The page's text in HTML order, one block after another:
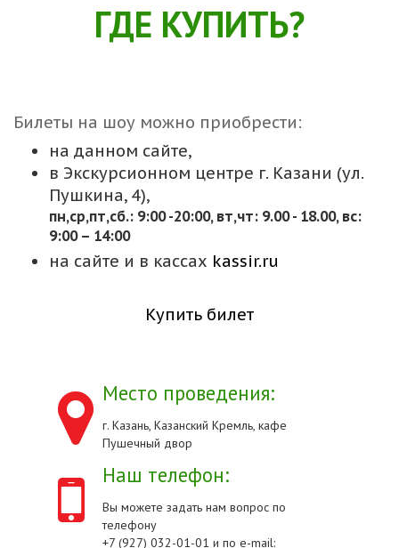
ГДЕ КУПИТЬ?
Билеты на шоу можно приобрести:
на данном сайте,
в Экскурсионном центре г. Казани (ул.
Пушкина, 4),
пн,cр,пт,сб.: 9:00 -20:00, вт,чт: 9.00 - 18.00, вс:
9:00 – 14:00
на сайте и в кассах kassir.ru
Купить билет
Место проведения:
г. Казань, Казанский Кремль, кафе
Пушечный двор
Наш телефон:
Вы можете задать нам вопрос по
телефону
+7 (927) 032-01-01 и по e-mail: